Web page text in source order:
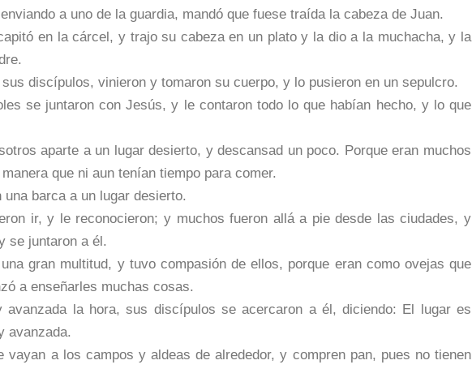
a uno de la guardia, mandó que fuese traída la cabeza de Juan.
en la cárcel, y trajo su cabeza en un plato y la dio a la muchacha, y la
discípulos, vinieron y tomaron su cuerpo, y lo pusieron en un sepulcro.
se juntaron con Jesús, y le contaron todo lo que habían hecho, y lo que
aparte a un lugar desierto, y descansad un poco. Porque eran muchos
que ni aun tenían tiempo para comer.
barca a un lugar desierto.
ir, y le reconocieron; y muchos fueron allá a pie desde las ciudades, y
se juntaron a él.
gran multitud, y tuvo compasión de ellos, porque eran como ovejas que
a enseñarles muchas cosas.
avanzada la hora, sus discípulos se acercaron a él, diciendo: El lugar es
avanzada.
vayan a los campos y aldeas de alrededor, y compren pan, pues no tienen